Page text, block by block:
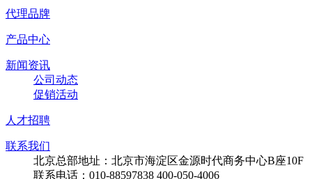
代理品牌
产品中心
新闻资讯
公司动态
促销活动
人才招聘
联系我们
北京总部地址：北京市海淀区金源时代商务中心B座10F
联系电话：010-88597838 400-050-4006